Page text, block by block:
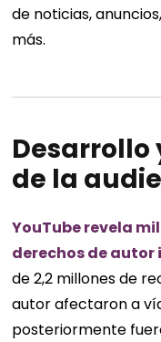
de noticias,
más.
de la
YouTube revela
derechos de autor
de 2,2 millones de
autor afectaron a
posteriormente